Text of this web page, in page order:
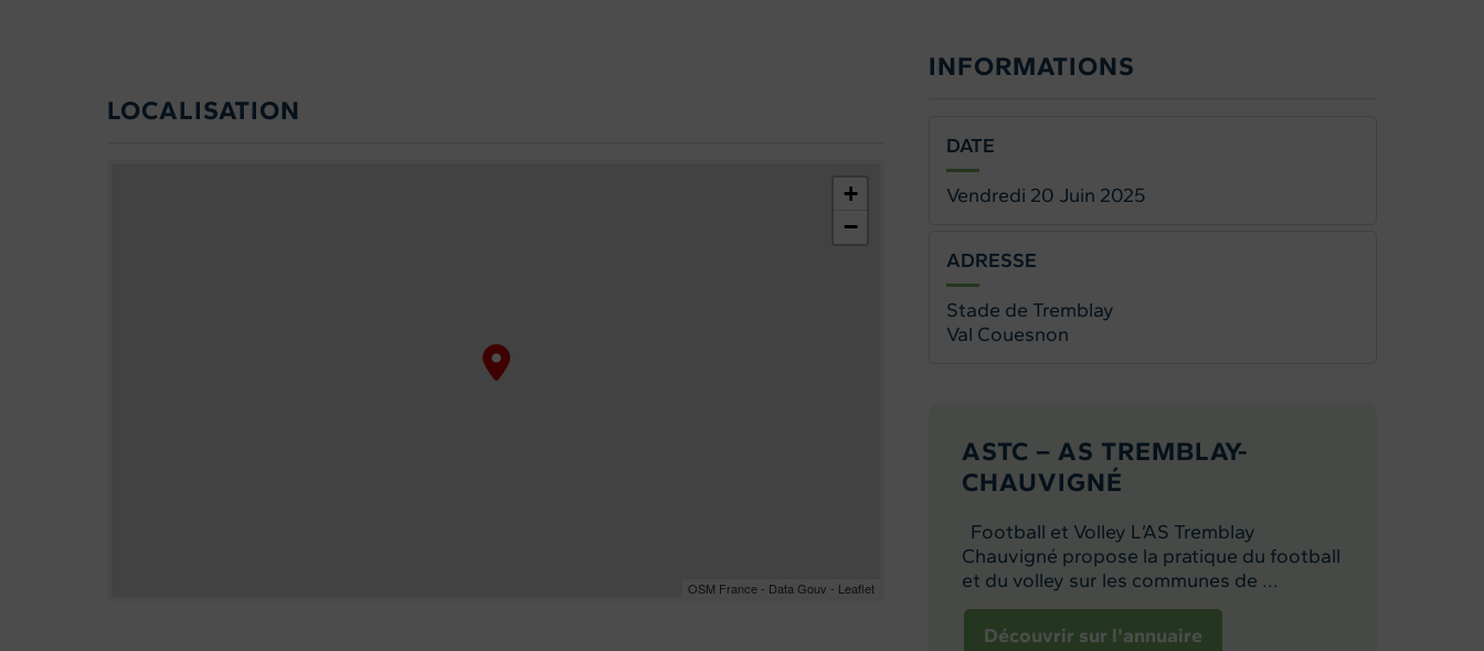
LOCALISATION
+
−
OSM France - Data Gouv - Leaflet
INFORMATIONS
DATE
Vendredi 20 Juin 2025
ADRESSE
Stade de Tremblay
Val Couesnon
ASTC – AS TREMBLAY-
CHAUVIGNÉ
Football et Volley L’AS Tremblay
Chauvigné propose la pratique du football
et du volley sur les communes de ...
Découvrir sur l'annuaire